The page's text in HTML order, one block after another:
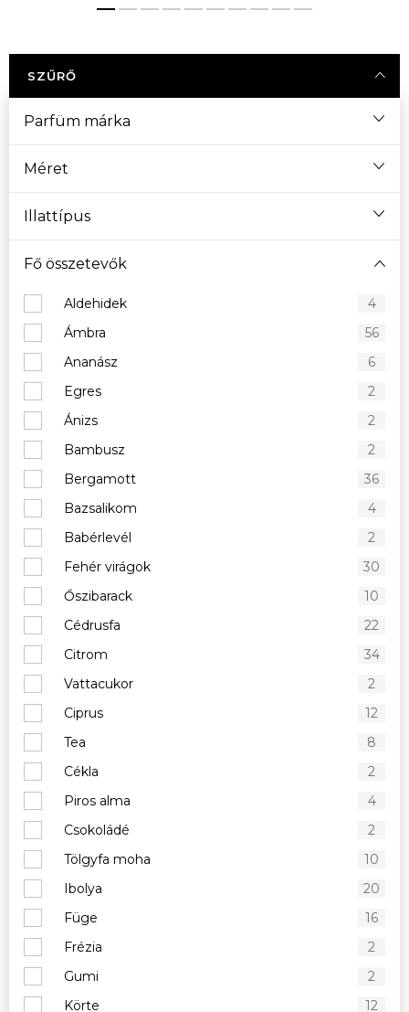
SZŰRŐ
Parfüm márka
Méret
Illattípus
Fő összetevők
Aldehidek
4
Ámbra
56
Ananász
6
Egres
2
Ánizs
2
Bambusz
2
Bergamott
36
Bazsalikom
4
Babérlevél
2
Fehér virágok
30
Őszibarack
10
Cédrusfa
22
Citrom
34
Vattacukor
2
Ciprus
12
Tea
8
Cékla
2
Piros alma
4
Csokoládé
2
Tölgyfa moha
10
Ibolya
20
Füge
16
Frézia
2
Gumi
2
Körte
12